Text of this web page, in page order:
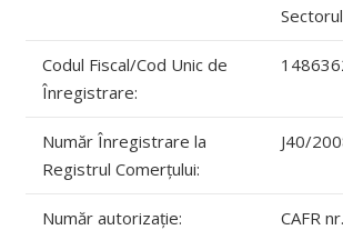
Codul Fiscal/Cod Unic de
Înregistrare:
Număr Înregistrare la
Registrul Comerțului:
J40/
Număr autorizație:
CAFR